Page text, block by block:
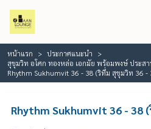
หน้าแรก
ประกาศแนะนำ
สุขุมวิท อโศก ทองหล่อ เอกมัย พร้อมพงษ์ ประส
Rhythm Sukhumvit 36 - 38 (ริทึ่ม สุขุมวิท 36 -
Rhythm Sukhumvit 36 - 38